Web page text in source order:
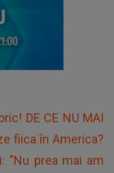
DE CE NU MAI
fiica în America?
"Nu prea mai am